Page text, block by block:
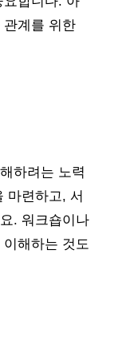
관계를 위한
하려는 노력
마련하고, 서
. 워크숍이나
해하는 것도